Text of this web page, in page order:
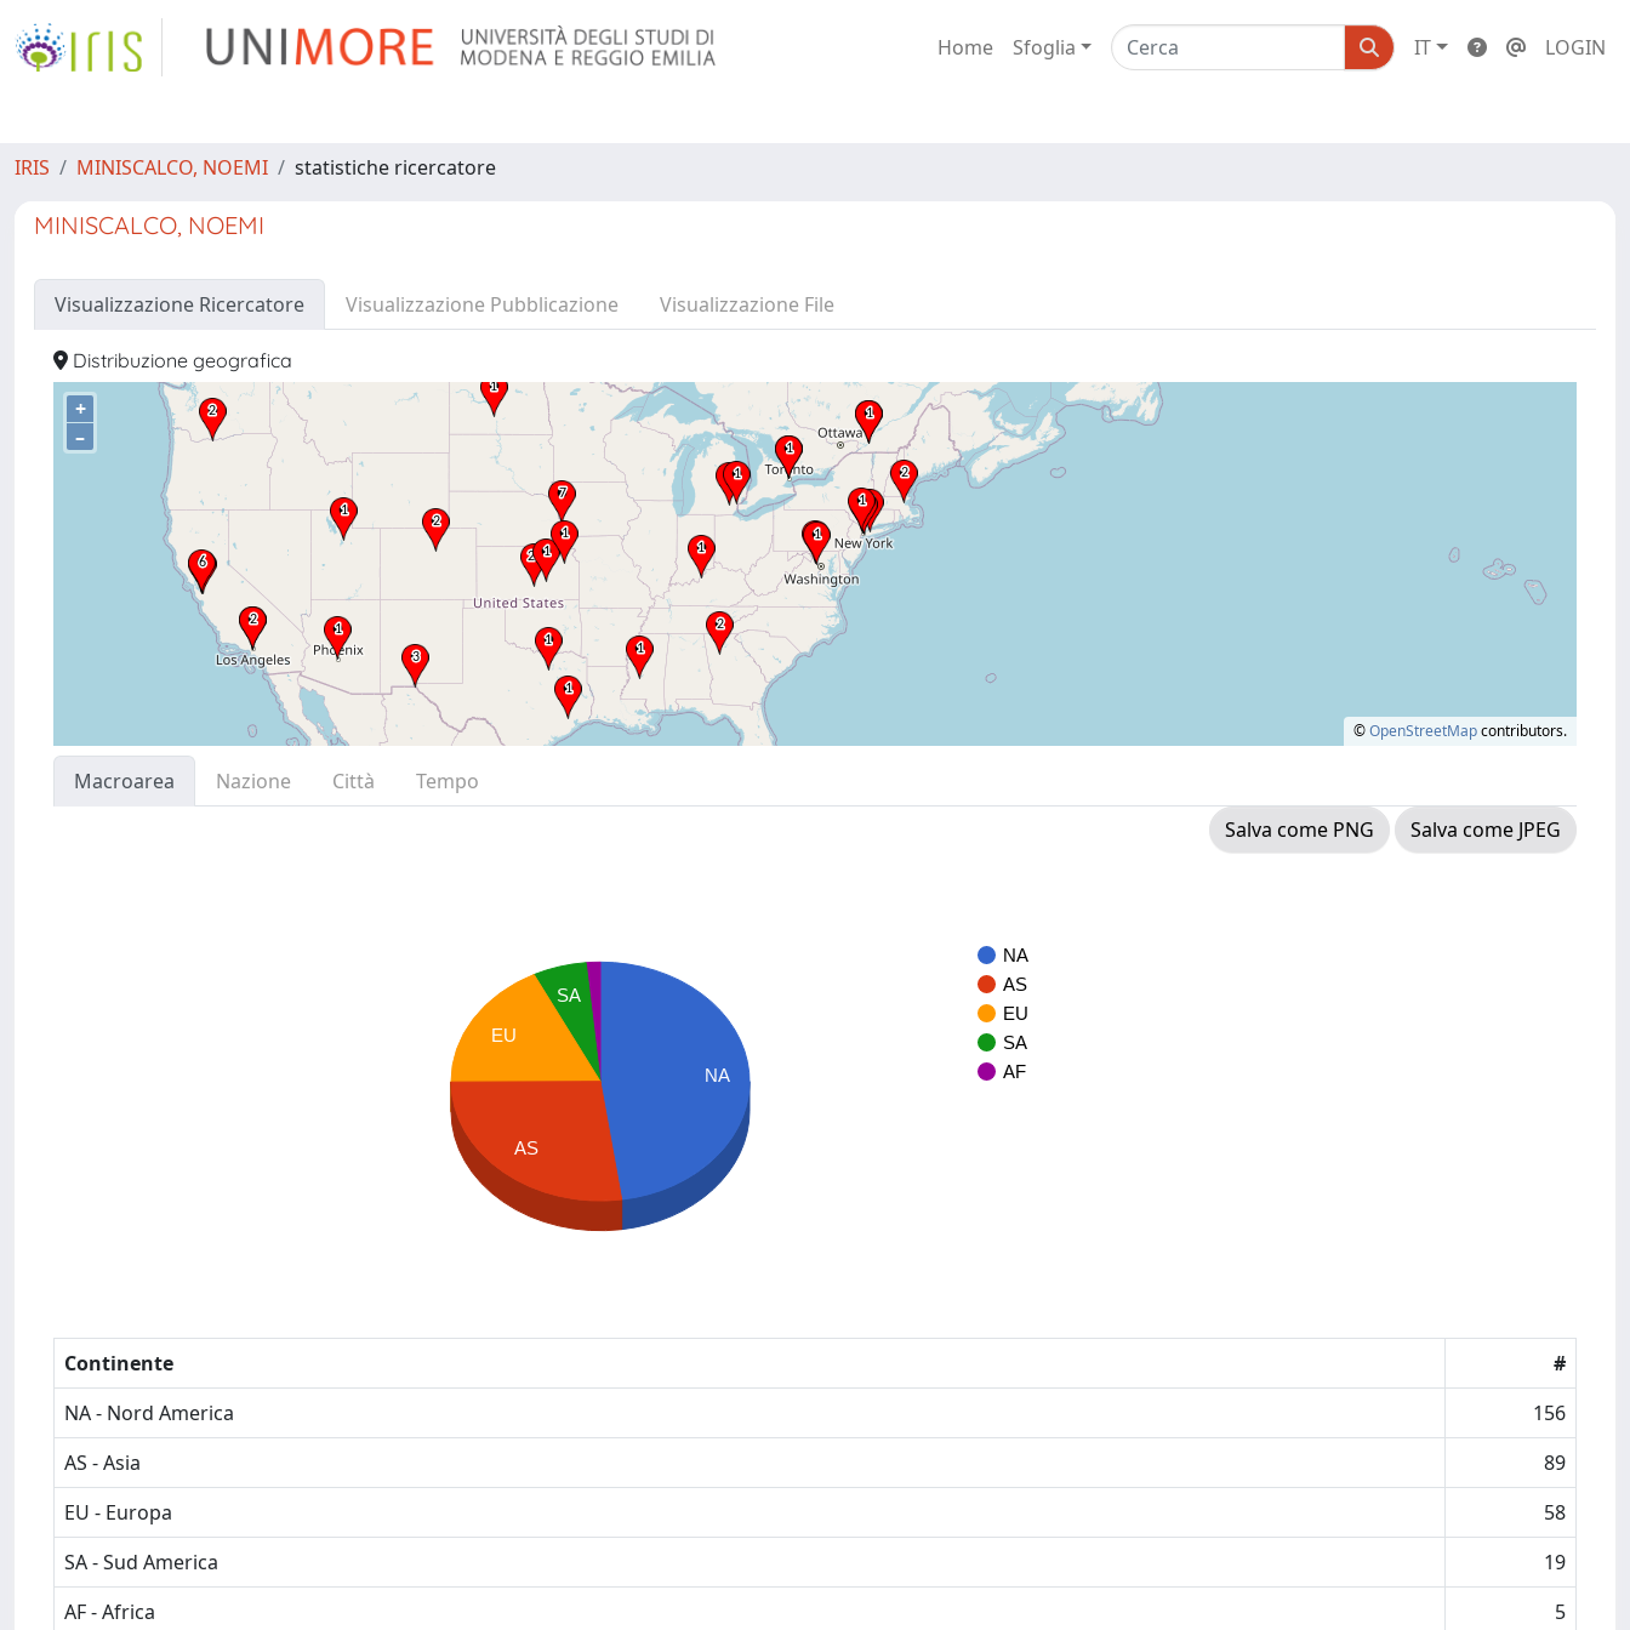
Home Sfoglia IT LOGIN
IRIS MINISCALCO, NOEMI statistiche ricercatore
MINISCALCO, NOEMI
Visualizzazione Ricercatore Visualizzazione Pubblicazione Visualizzazione File
Distribuzione geografica
+
–
©OpenStreetMapcontributors.
Macroarea Nazione Città
Tempo
Salva come PNG
Salva come JPEG
NA
AS
EU
SA
AF
NA
SA
EU
AS
Continente
#
NA - Nord America
156
AS - Asia
89
EU - Europa
58
SA - Sud America
19
AF - Africa
5